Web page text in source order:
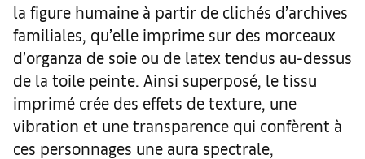
la figure humaine à partir de clichés d’archives
familiales, qu’elle imprime sur des morceaux
d’organza de soie ou de latex tendus au-dessus
de la toile peinte. Ainsi superposé, le tissu
imprimé crée des effets de texture, une
vibration et une transparence qui confèrent à
ces personnages une aura spectrale,